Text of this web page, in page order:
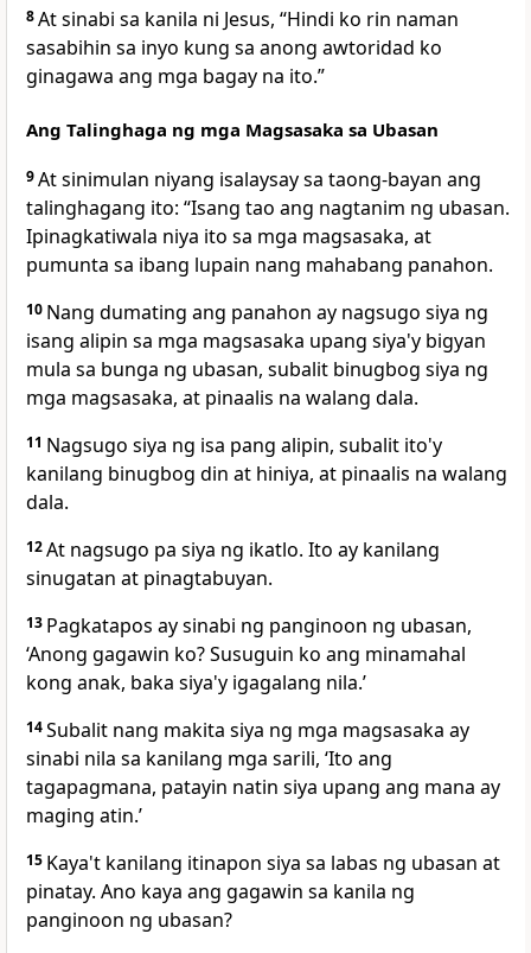
8At sinabi sa kanila ni Jesus, “Hindi ko rin naman
sasabihin sa inyo kung sa anong awtoridad ko
ginagawa ang mga bagay na ito.”
Ang Talinghaga ng mga Magsasaka sa Ubasan
9Atsinimulan niyang isalaysay sa taong-bayan ang
talinghagang ito: “Isang tao ang nagtanim ng ubasan.
Ipinagkatiwala niya ito sa mga magsasaka, at
pumunta sa ibang lupain nang mahabang panahon.
10 Nang dumating ang panahon ay nagsugo siya ng
isang alipin sa mga magsasaka upang siya'y bigyan
mula sa bunga ng ubasan, subalit binugbog siya ng
mga magsasaka, at pinaalis na walang dala.
11 Nagsugo siya ng isa pang alipin, subalit ito'y
kanilang binugbog din at hiniya, at pinaalis na walang
dala.
12At nagsugo pa siya ng ikatlo. Ito ay kanilang
sinugatan at pinagtabuyan.
13 Pagkatapos ay sinabi ng panginoon ng ubasan,
‘Anong gagawin ko? Susuguin ko ang minamahal
kong anak, baka siya'y igagalang nila.’
14Subalit nang makita siya ng mga magsasaka ay
sinabi nila sa kanilang mga sarili, ‘Ito ang
tagapagmana, patayin natin siya upang ang mana ay
maging atin.’
15 Kaya't kanilang itinapon siya sa labas ng ubasan at
pinatay. Ano kaya ang gagawin sa kanila ng
panginoon ng ubasan?